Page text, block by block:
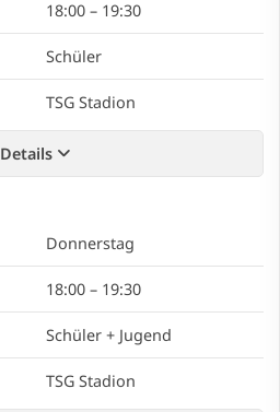
18:00 – 19:30
Schüler
TSG Stadion
Details
Donnerstag
18:00 – 19:30
Schüler + Jugend
TSG Stadion